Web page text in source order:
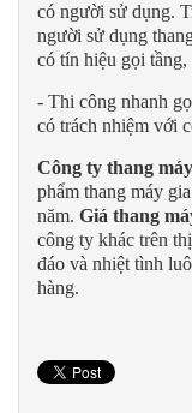
có người sử dụng.
người sử dụng
có tín hiệu gọi tầng,
- Thi công nhanh
có trách nhiệm với
Công ty thang máy
phẩm thang máy
năm. Giá thang
công ty khác trên
đáo và nhiệt tình
hàng.